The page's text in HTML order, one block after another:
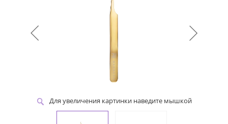
Для увеличения картинки наведите мышкой